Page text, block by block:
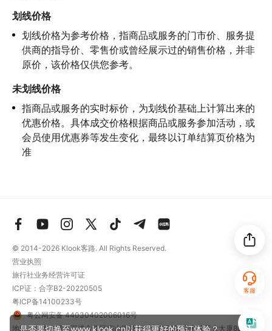
是否要切换至www.klook.cn以获得更好的预订体验？
划线价格
划线价格为参考价格，指商品或服务的门市价、服务提
供商的指导价、零售价或曾经展示过的销售价格，并非
原价，该价格仅供您参考。
未划线价格
指商品或服务的实时标价，为划线价基础上计算出来的
优惠价格。具体成交价格根据商品或服务参加活动，或
会员使用优惠券等发生变化，最终以订单结算页价格为
准
客服
© 2014-2026 Klook客路. All Rights Reserved.
营业执照
旅行社业务经营许可证
ICP证：合字B2-20220505
粤ICP备14100233号
粤公网安备 44030402006016号
地址：深圳市前海深港合作区南山街道梦海大道5289号中粮亚太大厦801